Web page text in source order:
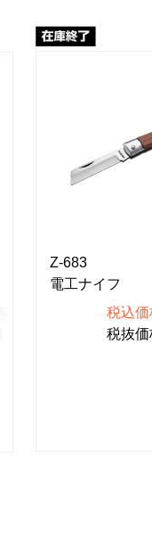
Z-683
電工ナイフ
税込
税抜